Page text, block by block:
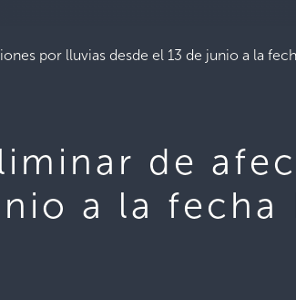
por lluvias desde el 13 de junio a la
de
a la fecha